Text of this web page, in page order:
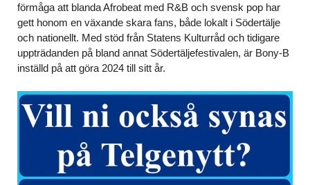
förmåga att blanda Afrobeat med R&B och svensk pop har
gett honom en växande skara fans, både lokalt i Södertälje
och nationellt. Med stöd från Statens Kulturråd och tidigare
uppträdanden på bland annat Södertäljefestivalen, är Bony-B
inställd på att göra 2024 till sitt år.